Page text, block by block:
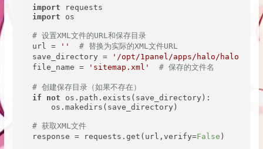
import
import os
# 设置XML文件的URL和保存目录
url =
''
# 替换为实际的XML文件URL
save_directory =
'/opt/1panel/apps/halo/halo/
file_name =
'sitemap.xml' # 保存的文件名
# 创建保存目录（如果不存在）
if
not os.path.exists(save_directory):
    os.makedirs(save_directory)
# 获取XML文件
response = requests.get(url,verify=False)